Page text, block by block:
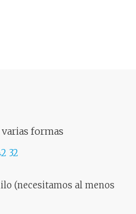
formas
32
(necesitamos al menos